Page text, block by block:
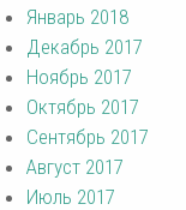
Январь 2018
Декабрь 2017
Ноябрь 2017
Октябрь 2017
Сентябрь 2017
Август 2017
Июль 2017